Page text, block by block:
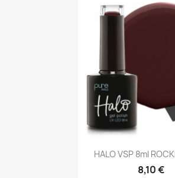
Aperçu
HALO VSP 8ml
8,10 €